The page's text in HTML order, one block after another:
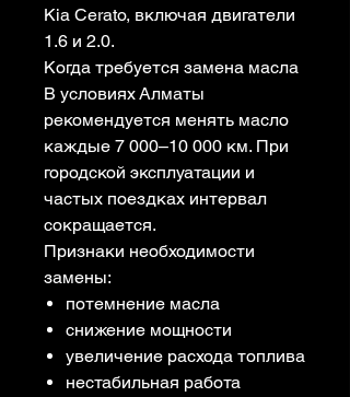
Kia Cerato, включая двигатели
1.6 и 2.0.
Когда требуется замена масла
В условиях Алматы
рекомендуется менять масло
каждые 7 000–10 000 км. При
городской эксплуатации и
частых поездках интервал
сокращается.
Признаки необходимости
замены:
потемнение масла
снижение мощности
увеличение расхода топлива
нестабильная работа